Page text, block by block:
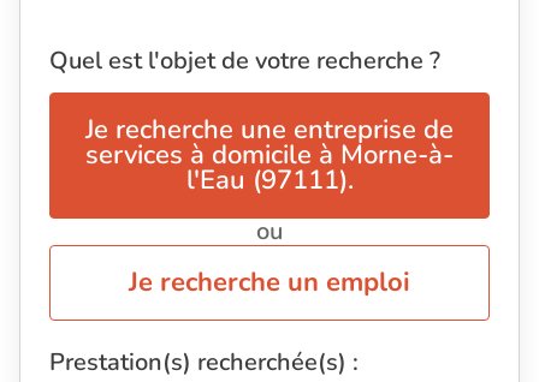
Quel est l'objet de votre recherche ?
Je recherche une entreprise de
services à domicile à Morne-à-
l'Eau (97111).
ou
Je recherche un emploi
Prestation(s) recherchée(s) :